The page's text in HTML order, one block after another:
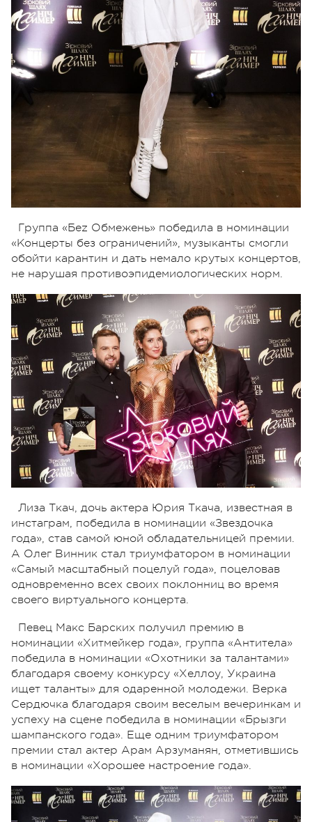
Группа «Беz Обмежень» победила в номинации
«Концерты без ограничений», музыканты смогли
обойти карантин и дать немало крутых концертов,
не нарушая противоэпидемиологических норм.
Лиза Ткач, дочь актера Юрия Ткача, известная в
инстаграм, победила в номинации «Звездочка
года», став самой юной обладательницей премии.
А Олег Винник стал триумфатором в номинации
«Самый масштабный поцелуй года», поцеловав
одновременно всех своих поклонниц во время
своего виртуального концерта.
Певец Макс Барских получил премию в
номинации «Хитмейкер года», группа «Антитела»
победила в номинации «Охотники за талантами»
благодаря своему конкурсу «Хеллоу, Украина
ищет таланты» для одаренной молодежи. Верка
Сердючка благодаря своим веселым вечеринкам и
успеху на сцене победила в номинации «Брызги
шампанского года». Еще одним триумфатором
премии стал актер Арам Арзуманян, отметившись
в номинации «Хорошее настроение года».